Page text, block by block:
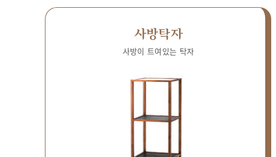
사방탁자
사방이 트여있는 탁자